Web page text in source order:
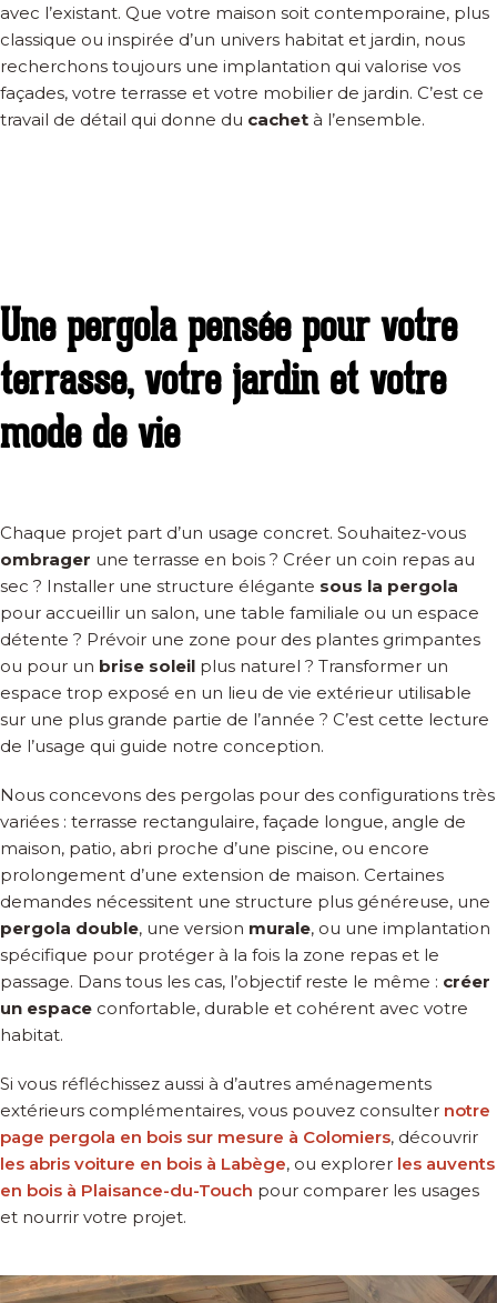
avec l’existant. Que votre maison soit contemporaine, plus
classique ou inspirée d’un univers habitat et jardin, nous
recherchons toujours une implantation qui valorise vos
façades, votre terrasse et votre mobilier de jardin. C’est ce
travail de détail qui donne du cachetà l’ensemble.
Une pergola pensée pour votre
terrasse, votre jardin et votre
mode de vie
Chaque projet part d’un usage concret. Souhaitez-vous
ombrager une terrasse en bois ? Créer un coin repas au
sec ? Installer une structure élégante sous la pergola
pour accueillir un salon, une table familiale ou un espace
détente ? Prévoir une zone pour des plantes grimpantes
ou pour un brise soleilplus naturel ? Transformer un
espace trop exposé en un lieu de vie extérieur utilisable
sur une plus grande partie de l’année ? C’est cette lecture
de l’usage qui guide notre conception.
Nous concevons des pergolas pour des configurations très
variées : terrasse rectangulaire, façade longue, angle de
maison, patio, abri proche d’une piscine, ou encore
prolongement d’une extension de maison. Certaines
demandes nécessitent une structure plus généreuse, une
pergola double, une version murale, ou une implantation
spécifique pour protéger à la fois la zone repas et le
passage. Dans tous les cas, l’objectif reste le même : créer
un espaceconfortable, durable et cohérent avec votre
habitat.
Si vous réfléchissez aussi à d’autres aménagements
extérieurs complémentaires, vous pouvez consulter notre
page pergola en bois sur mesure à Colomiers, découvrir
les abris voiture en bois à Labège, ou explorer les auvents
en bois à Plaisance-du-Touch pour comparer les usages
et nourrir votre projet.